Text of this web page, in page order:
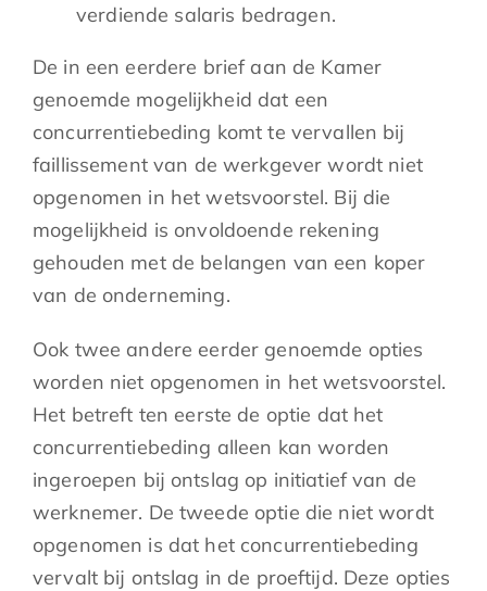
verdiende salaris bedragen.
De in een eerdere brief aan de Kamer
genoemde mogelijkheid dat een
concurrentiebeding komt te vervallen bij
faillissement van de werkgever wordt niet
opgenomen in het wetsvoorstel. Bij die
mogelijkheid is onvoldoende rekening
gehouden met de belangen van een koper
van de onderneming.
Ook twee andere eerder genoemde opties
worden niet opgenomen in het wetsvoorstel.
Het betreft ten eerste de optie dat het
concurrentiebeding alleen kan worden
ingeroepen bij ontslag op initiatief van de
werknemer. De tweede optie die niet wordt
opgenomen is dat het concurrentiebeding
vervalt bij ontslag in de proeftijd. Deze opties